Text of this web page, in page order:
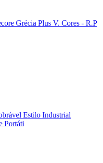
Grécia Plus V. Cores - R.P
Estilo Industrial
Portáti